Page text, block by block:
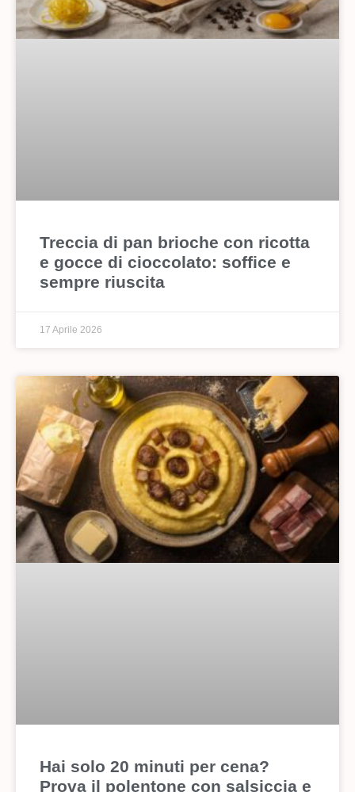
Treccia di pan brioche con ricotta
e gocce di cioccolato: soffice e
sempre riuscita
17 Aprile 2026
Hai solo 20 minuti per cena?
Prova il polentone con salsiccia e